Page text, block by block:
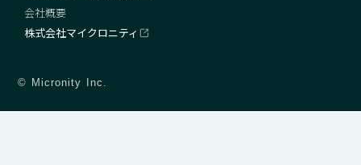
会社概要
株式会社マイクロニティ
© Micronity Inc.